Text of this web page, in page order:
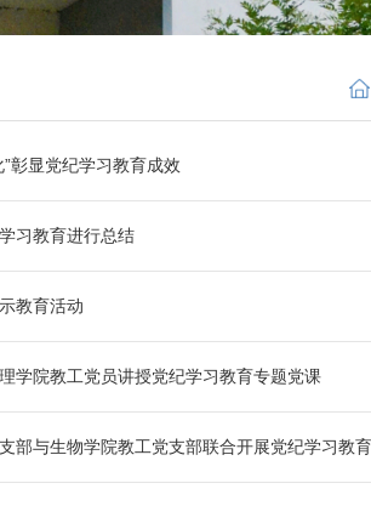
彰显党纪学习教育成效
习教育进行总结
教育活动
学院教工党员讲授党纪学习教育专题党课
部与生物学院教工党支部联合开展党纪学习教